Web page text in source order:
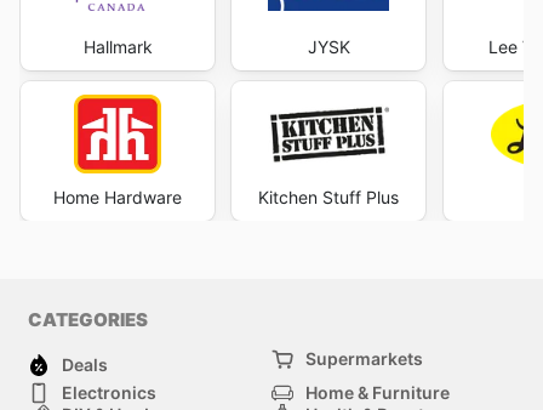
Hallmark
Home Hardware
JYSK
Kitchen Stuff Plus
Lee
CATEGORIES
Deals
Supermarkets
Electronics
Home & Furniture